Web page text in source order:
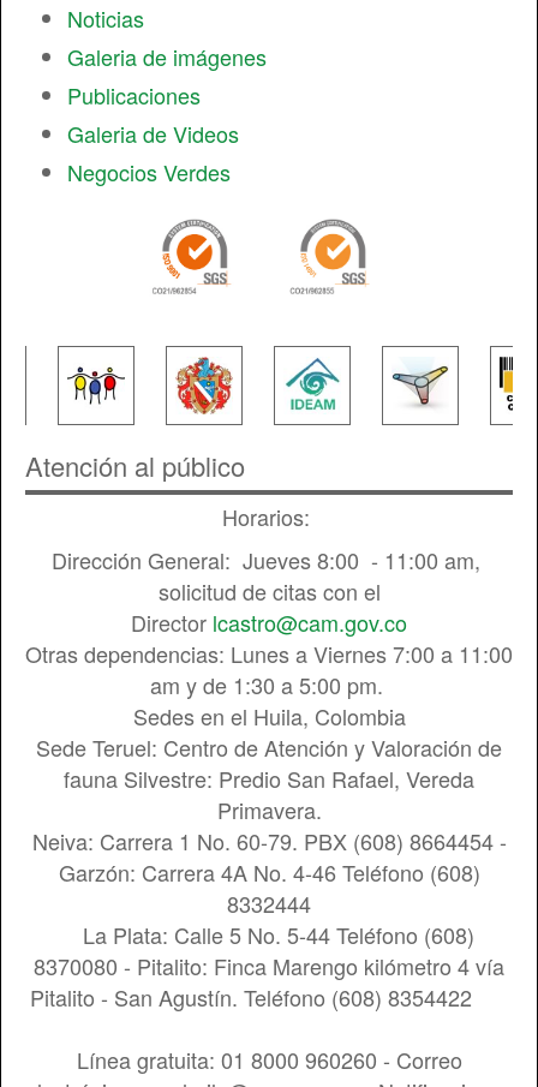
Noticias
Galeria de imágenes
Publicaciones
Galeria de Videos
Negocios Verdes
Atención al público
Horarios:
Dirección General: Jueves 8:00 - 11:00 am,
solicitud de citas con el
Director lcastro@cam.gov.co
Otras dependencias: Lunes a Viernes 7:00 a 11:00
am y de 1:30 a 5:00 pm.
Sedes en el Huila, Colombia
Sede Teruel: Centro de Atención y Valoración de
fauna Silvestre: Predio San Rafael, Vereda
Primavera.
Neiva: Carrera 1 No. 60-79. PBX (608) 8664454 -
Garzón: Carrera 4A No. 4-46 Teléfono (608)
8332444
La Plata: Calle 5 No. 5-44 Teléfono (608)
8370080 - Pitalito: Finca Marengo kilómetro 4 vía
Pitalito - San Agustín. Teléfono (608) 8354422
Línea gratuita: 01 8000 960260 - Correo